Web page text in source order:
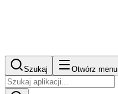
Szukaj Otwórz menu